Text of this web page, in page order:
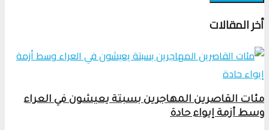
أخر المقالات
مئات القاصرين المهاجرين بسبتة يعيشون في العراء
وسط أزمة إيواء حادة